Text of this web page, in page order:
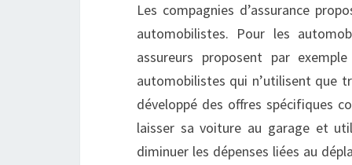
Les compagnies d’assurance
automobilistes. Pour les
assureurs proposent par
automobilistes qui n’utilisent que
développé des offres spécifiques
laisser sa voiture au garage et
diminuer les dépenses liées au